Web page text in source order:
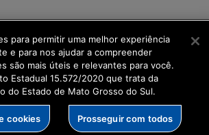
para permitir uma melhor experiência
e para nos ajudar a compreender
são mais úteis e relevantes para você.
Estadual 15.572/2020 que trata da
do Estado de Mato Grosso do Sul.
cookies Prosseguir com todos